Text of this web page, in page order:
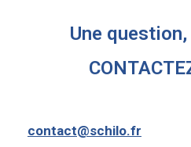
Une
contact@schilo.fr